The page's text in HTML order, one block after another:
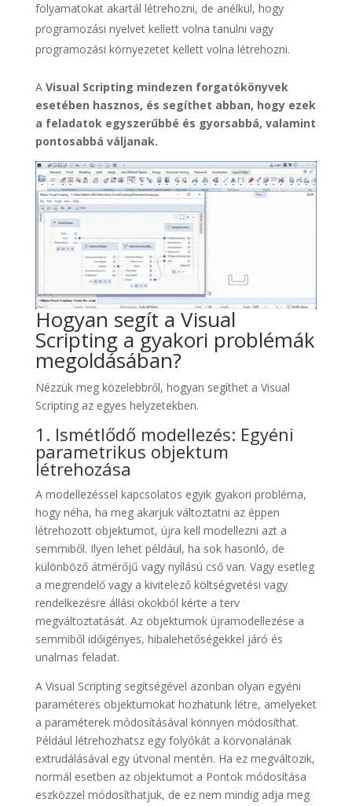
folyamatokat akartál létrehozni, de anélkül, hogy
programozási nyelvet kellett volna tanulni vagy
programozási környezetet kellett volna létrehozni.
AVisual Scripting mindezen forgatókönyvek
esetében hasznos, és segíthet abban, hogy ezek
a feladatok egyszerűbbé és gyorsabbá, valamint
pontosabbá váljanak.
Hogyan segít a Visual
Scripting a gyakori problémák
megoldásában?
Nézzük meg közelebbről, hogyan segíthet a Visual
Scripting az egyes helyzetekben.
1. Ismétlődő modellezés: Egyéni
parametrikus objektum
létrehozása
A modellezéssel kapcsolatos egyik gyakori probléma,
hogy néha, ha meg akarjuk változtatni az éppen
létrehozott objektumot, újra kell modellezni azt a
semmiből. Ilyen lehet például, ha sok hasonló, de
különböző átmérőjű vagy nyílású cső van. Vagy esetleg
a megrendelő vagy a kivitelező költségvetési vagy
rendelkezésre állási okokból kérte a terv
megváltoztatását. Az objektumok újramodellezése a
semmiből időigényes, hibalehetőségekkel járó és
unalmas feladat.
A Visual Scripting segítségével azonban olyan egyéni
paraméteres objektumokat hozhatunk létre, amelyeket
a paraméterek módosításával könnyen módosíthat.
Például létrehozhatsz egy folyókát a körvonalának
extrudálásával egy útvonal mentén. Ha ez megváltozik,
normál esetben az objektumot a Pontok módosítása
eszközzel módosíthatjuk, de ez nem mindig adja meg